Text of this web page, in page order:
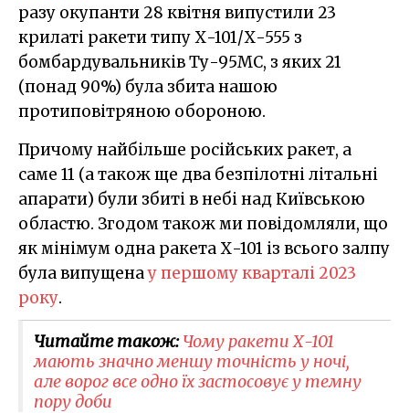
разу окупанти 28 квітня випустили 23
крилаті ракети типу Х-101/Х-555 з
бомбардувальників Ту-95МС, з яких 21
(понад 90%) була збита нашою
протиповітряною обороною.
Причому найбільше російських ракет, а
саме 11 (а також ще два безпілотні літальні
апарати) були збиті в небі над Київською
областю. Згодом також ми повідомляли, що
як мінімум одна ракета Х-101 із всього залпу
була випущенау першому кварталі 2023
року.
Читайте також:Чому ракети Х-101
мають значно меншу точність у ночі,
але ворог все одно їх застосовує у темну
пору доби